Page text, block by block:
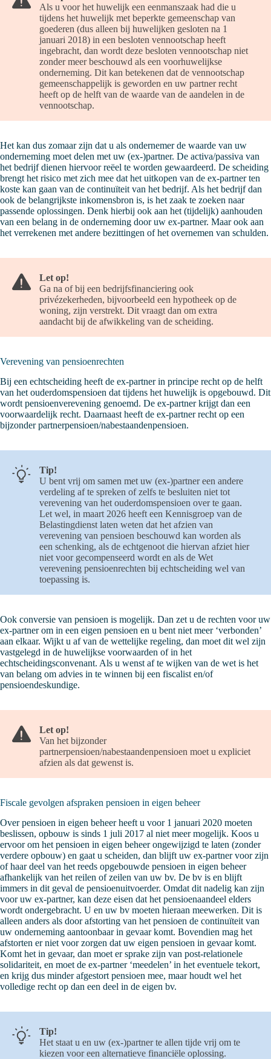
Als u voor het huwelijk een eenmanszaak had die u
tijdens het huwelijk met beperkte gemeenschap van
goederen (dus alleen bij huwelijken gesloten na 1
januari 2018) in een besloten vennootschap heeft
ingebracht, dan wordt deze besloten vennootschap niet
zonder meer beschouwd als een voorhuwelijkse
onderneming. Dit kan betekenen dat de vennootschap
gemeenschappelijk is geworden en uw partner recht
heeft op de helft van de waarde van de aandelen in de
vennootschap.
Het kan dus zomaar zijn dat u als ondernemer de waarde van uw
onderneming moet delen met uw (ex-)partner. De activa/passiva van
het bedrijf dienen hiervoor reëel te worden gewaardeerd. De scheiding
brengt het risico met zich mee dat het uitkopen van de ex-partner ten
koste kan gaan van de continuïteit van het bedrijf. Als het bedrijf dan
ook de belangrijkste inkomensbron is, is het zaak te zoeken naar
passende oplossingen. Denk hierbij ook aan het (tijdelijk) aanhouden
van een belang in de onderneming door uw ex-partner. Maar ook aan
het verrekenen met andere bezittingen of het overnemen van schulden.
Let op!
Ga na of bij een bedrijfsfinanciering ook
privézekerheden, bijvoorbeeld een hypotheek op de
woning, zijn verstrekt. Dit vraagt dan om extra
aandacht bij de afwikkeling van de scheiding.
Verevening van pensioenrechten
Bij een echtscheiding heeft de ex-partner in principe recht op de helft
van het ouderdomspensioen dat tijdens het huwelijk is opgebouwd. Dit
wordt pensioenverevening genoemd. De ex-partner krijgt dan een
voorwaardelijk recht. Daarnaast heeft de ex-partner recht op een
bijzonder partnerpensioen/nabestaandenpensioen.
Tip!
U bent vrij om samen met uw (ex-)partner een andere
verdeling af te spreken of zelfs te besluiten niet tot
verevening van het ouderdomspensioen over te gaan.
Let wel, in maart 2026 heeft een Kennisgroep van de
Belastingdienst laten weten dat het afzien van
verevening van pensioen beschouwd kan worden als
een schenking, als de echtgenoot die hiervan afziet hier
niet voor gecompenseerd wordt en als de Wet
verevening pensioenrechten bij echtscheiding wel van
toepassing is.
Ook conversie van pensioen is mogelijk. Dan zet u de rechten voor uw
ex-partner om in een eigen pensioen en u bent niet meer ‘verbonden’
aan elkaar. Wijkt u af van de wettelijke regeling, dan moet dit wel zijn
vastgelegd in de huwelijkse voorwaarden of in het
echtscheidingsconvenant. Als u wenst af te wijken van de wet is het
van belang om advies in te winnen bij een fiscalist en/of
pensioendeskundige.
Let op!
Van het bijzonder
partnerpensioen/nabestaandenpensioen moet u expliciet
afzien als dat gewenst is.
Fiscale gevolgen afspraken pensioen in eigen beheer
Over pensioen in eigen beheer heeft u voor 1 januari 2020 moeten
beslissen, opbouw is sinds 1 juli 2017 al niet meer mogelijk. Koos u
ervoor om het pensioen in eigen beheer ongewijzigd te laten (zonder
verdere opbouw) en gaat u scheiden, dan blijft uw ex-partner voor zijn
of haar deel van het reeds opgebouwde pensioen in eigen beheer
afhankelijk van het reilen of zeilen van uw bv. De bv is en blijft
immers in dit geval de pensioenuitvoerder. Omdat dit nadelig kan zijn
voor uw ex-partner, kan deze eisen dat het pensioenaandeel elders
wordt ondergebracht. U en uw bv moeten hieraan meewerken. Dit is
alleen anders als door afstorting van het pensioen de continuïteit van
uw onderneming aantoonbaar in gevaar komt. Bovendien mag het
afstorten er niet voor zorgen dat uw eigen pensioen in gevaar komt.
Komt het in gevaar, dan moet er sprake zijn van post-relationele
solidariteit, en moet de ex-partner ‘meedelen’ in het eventuele tekort,
en krijg dus minder afgestort pensioen mee, maar houdt wel het
volledige recht op dan een deel in de eigen bv.
Tip!
Het staat u en uw (ex-)partner te allen tijde vrij om te
kiezen voor een alternatieve financiële oplossing.